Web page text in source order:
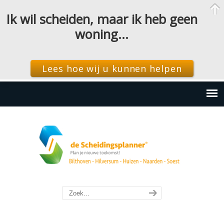
Ik wil scheiden, maar ik heb geen
woning…
Lees hoe wij u kunnen helpen